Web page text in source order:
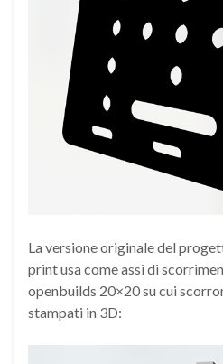
La versione originale del
print usa come assi di
openbuilds 20×20 su cui
stampati in 3D: